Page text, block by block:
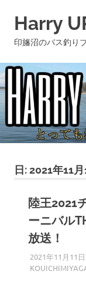
ツ
へ
ス
キ
ッ
プ
Harry
印旛沼のバス釣り
日:2021年11月
陸王2021
ーニバル
放送！
2021年11月11日